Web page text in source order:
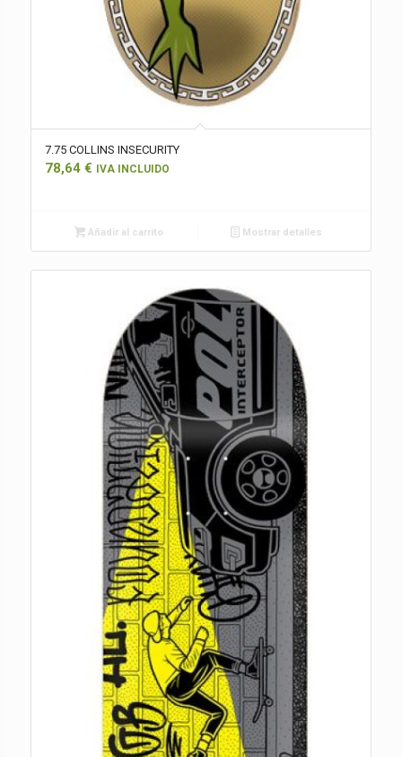
7.75 COLLINS INSECURITY
78,64 € IVA INCLUIDO
Añadir al carrito Mostrar detalles